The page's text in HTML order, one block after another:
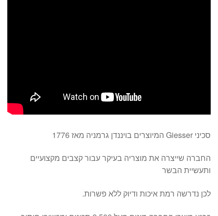
סכיני Giesser המיוצרים בויננדן גרמניה מאז 1776
החברה שייצרה את מוצריה בעיקר עבור קצבים מקצועיים
ותעשיית הבשר
לכן נדרשה רמת איכות ודיוק ללא פשרות.